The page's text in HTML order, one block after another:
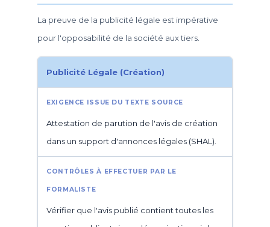
La preuve de la publicité légale est impérative
pour l'opposabilité de la société aux tiers.
Publicité Légale (Création)
Attestation de parution de l'avis de création
dans un support d'annonces légales (SHAL).
Vérifier que l'avis publié contient toutes les